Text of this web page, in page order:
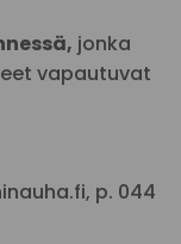
jonka
vapautuvat
p. 044